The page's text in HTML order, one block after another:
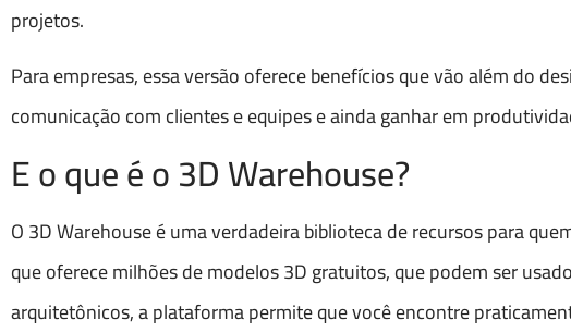
projetos.
Para empresas, essa versão oferece benefícios que vão além do
comunicação com clientes e equipes e ainda ganhar em
E o que é o 3D Warehouse?
O 3D Warehouse é uma verdadeira biblioteca de recursos para
que oferece milhões de modelos 3D gratuitos, que podem ser
arquitetônicos, a plataforma permite que você encontre